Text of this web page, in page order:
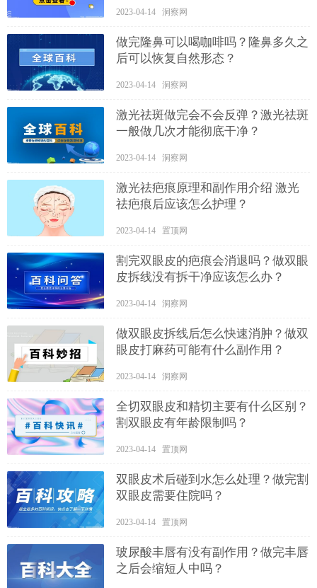
2023-04-14 洞察网
做完隆鼻可以喝咖啡吗？隆鼻多久之
后可以恢复自然形态？
2023-04-14 洞察网
激光祛斑做完会不会反弹？激光祛斑
一般做几次才能彻底干净？
2023-04-14 洞察网
激光祛疤痕原理和副作用介绍 激光
祛疤痕后应该怎么护理？
2023-04-14 置顶网
割完双眼皮的疤痕会消退吗？做双眼
皮拆线没有拆干净应该怎么办？
2023-04-14 洞察网
做双眼皮拆线后怎么快速消肿？做双
眼皮打麻药可能有什么副作用？
2023-04-14 洞察网
全切双眼皮和精切主要有什么区别？
割双眼皮有年龄限制吗？
2023-04-14 置顶网
双眼皮术后碰到水怎么处理？做完割
双眼皮需要住院吗？
2023-04-14 置顶网
玻尿酸丰唇有没有副作用？做完丰唇
之后会缩短人中吗？